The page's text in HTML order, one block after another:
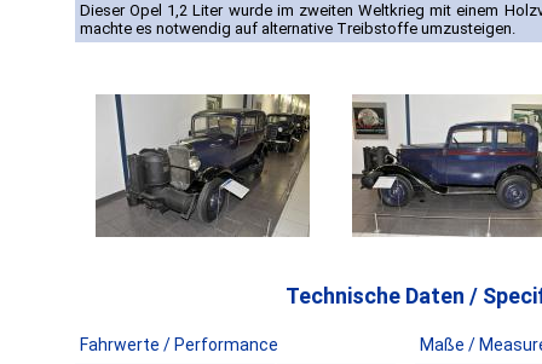
Dieser Opel 1,2 Liter wurde im zweiten Weltkrieg mit einem
machte es notwendig auf alternative Treibstoffe umzusteigen.
Technische Daten /
Fahrwerte / Performance Maße /